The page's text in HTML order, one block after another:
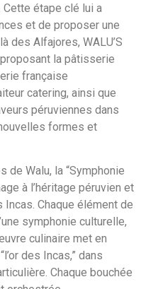
étape clé lui a
et de proposer une
des Alfajores, WALU’S
la pâtisserie
française
catering, ainsi que
péruviennes dans
formes et
de Walu, la “Symphonie
à l’héritage péruvien et
Chaque élément de
symphonie culturelle,
culinaire met en
des Incas,” dans
Chaque bouchée